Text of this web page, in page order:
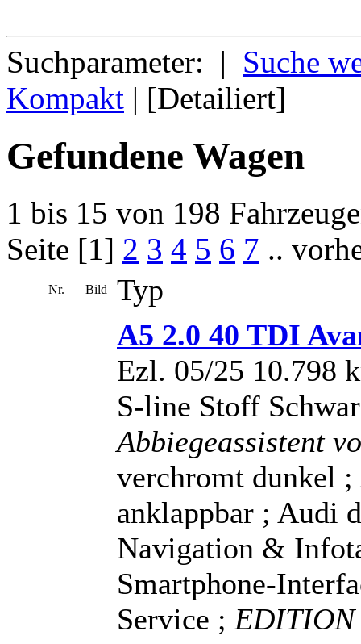
Suchparameter: | Suche
Kompakt | [Detailiert]
Gefundene Wagen
1 bis 15 von 198
Seite [1] 2 3 4 5 6 7 ..
Nr. Bild Typ
A5 2.0 40 TDI
Ezl. 05/25 10.798
S-line Stoff
Abbiegeassistent
verchromt dunkel ;
anklappbar ; Audi
Navigation &
Smartphone-
Service ;